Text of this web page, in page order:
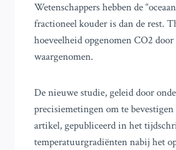
Wetenschappers hebben de
fractioneel kouder is dan de rest.
hoeveelheid opgenomen CO2
waargenomen.
De nieuwe studie, geleid door
precisiemetingen om te
artikel, gepubliceerd in het
temperatuurgradiënten nabij het